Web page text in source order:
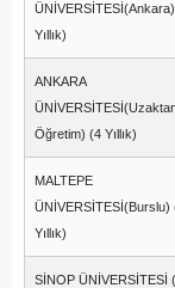
Yıllık)
ANKARA
Öğretim) (4 Yıllık)
MALTEPE
ÜNİVERSİTESİ(Burslu)
Yıllık)
SİNOP ÜNİVERSİTESİ